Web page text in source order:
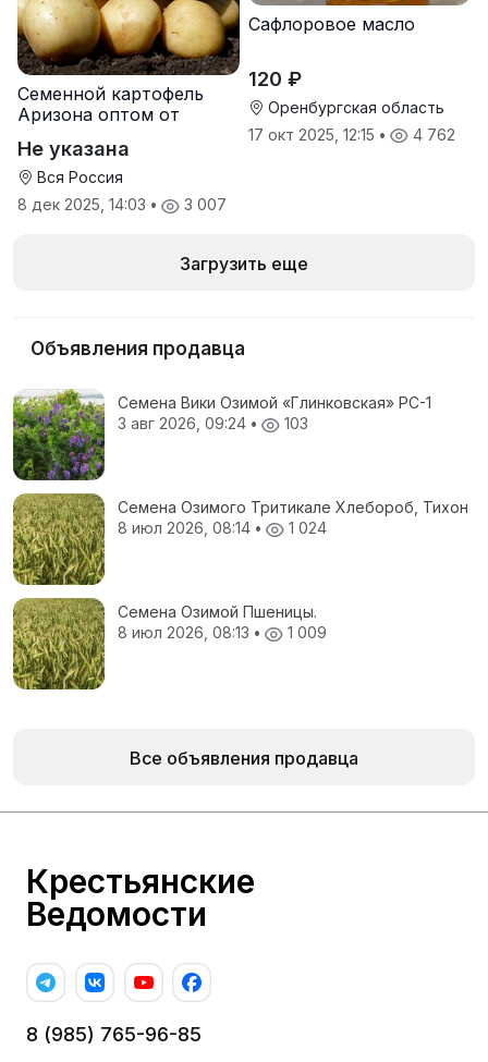
Семенной картофель
Аризона оптом от
Не указана
Вся Россия
8 дек 2025, 14:03 • 3 007
Сафлоровое масло
120 ₽
Оренбургская область
17 окт 2025, 12:15 • 4 762
Загрузить еще
Объявления продавца
Семена Вики Озимой «Глинковская» РС-1
3 авг 2026, 09:24 • 103
Семена Озимого Тритикале Хлебороб, Тихон
8 июл 2026, 08:14 • 1 024
Семена Озимой Пшеницы.
8 июл 2026, 08:13 • 1 009
Все объявления продавца
Крестьянские
Ведомости
8 (985) 765-96-85